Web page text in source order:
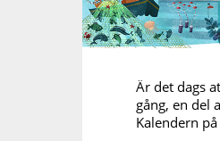
Är det dags
gång, en del
Kalendern